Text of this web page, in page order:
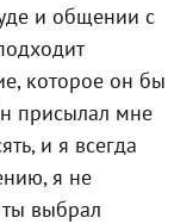
и общении с
которое он бы
присылал мне
и я всегда
я не
выбрал